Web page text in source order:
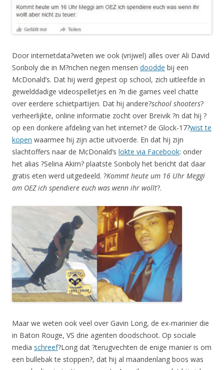
Door internetdata?weten we ook (vrijwel) alles over Ali David
Sonboly die in M?nchen negen mensen doodde bij een
McDonald’s. Dat hij werd gepest op school, zich uitleefde in
gewelddadige videospelletjes en ?n die games veel chatte
over eerdere schietpartijen. Dat hij andere?school shooters?
verheerlijkte, online informatie zocht over Breivik ?n dat hij ?
op een donkere afdeling van het internet? de Glock-17?wist te
kopen waarmee hij zijn actie uitvoerde. En dat hij zijn
slachtoffers naar de McDonald’s lokte via Facebook: onder
het alias ?Selina Akim? plaatste Sonboly het bericht dat daar
gratis eten werd uitgedeeld. ?Kommt heute um 16 Uhr Meggi
am OEZ ich spendiere euch was wenn ihr wollt?.
Maar we weten ook veel over Gavin Long, de ex-marinier die
in Baton Rouge, VS drie agenten doodschoot. Op sociale
media schreef?Long dat ?terugvechten de enige manier is om
een bullebak te stoppen?, dat hij al maandenlang boos was